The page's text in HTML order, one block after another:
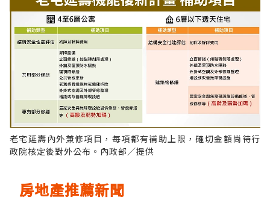
老宅延壽內外兼修項目，每項都有補助上限，確切金額尚待行
政院核定後對外公布。內政部／提供
房地產推薦新聞